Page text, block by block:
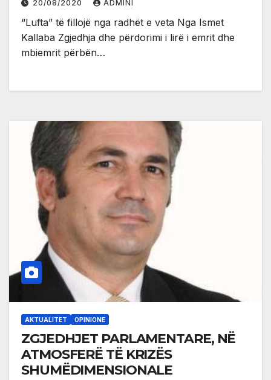
20/08/2020 ADMINI
“Lufta” të fillojë nga radhët e veta Nga Ismet
Kallaba Zgjedhja dhe përdorimi i lirë i emrit dhe
mbiemrit përbën…
AKTUALITET OPINIONE
ZGJEDHJET PARLAMENTARE, NË
ATMOSFERË TË KRIZËS
SHUMËDIMENSIONALE